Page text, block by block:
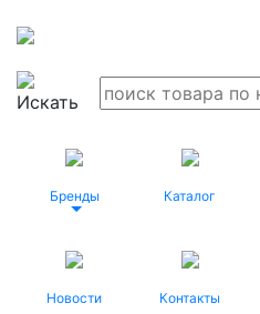
Бренды Каталог
Новости Контакты